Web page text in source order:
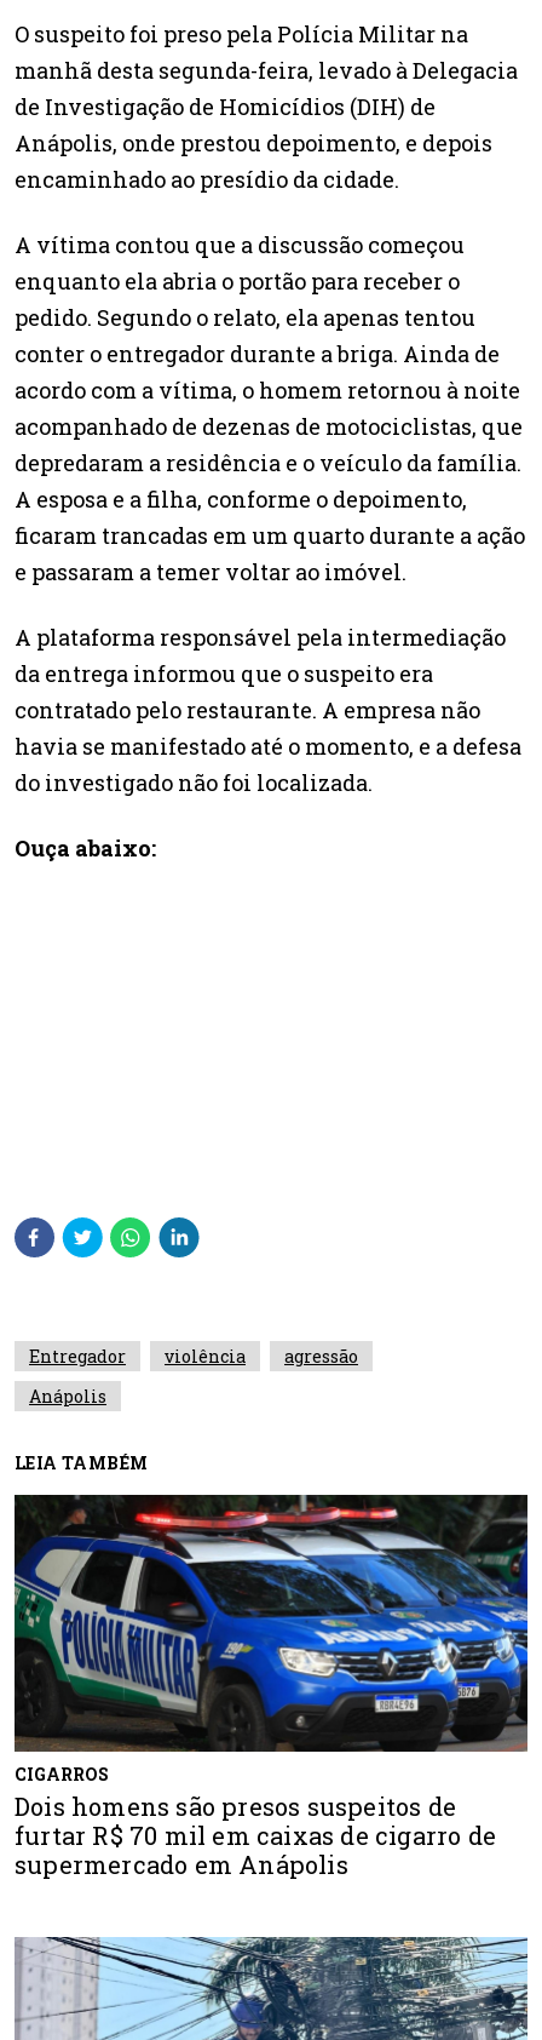
O suspeito foi preso pela Polícia Militar na
manhã desta segunda-feira, levado à Delegacia
de Investigação de Homicídios (DIH) de
Anápolis, onde prestou depoimento, e depois
encaminhado ao presídio da cidade.
A vítima contou que a discussão começou
enquanto ela abria o portão para receber o
pedido. Segundo o relato, ela apenas tentou
conter o entregador durante a briga. Ainda de
acordo com a vítima, o homem retornou à noite
acompanhado de dezenas de motociclistas, que
depredaram a residência e o veículo da família.
A esposa e a filha, conforme o depoimento,
ficaram trancadas em um quarto durante a ação
e passaram a temer voltar ao imóvel.
A plataforma responsável pela intermediação
da entrega informou que o suspeito era
contratado pelo restaurante. A empresa não
havia se manifestado até o momento, e a defesa
do investigado não foi localizada.
Ouça abaixo:
Entregador violência
agressão
Anápolis
LEIA TAMBÉM
CIGARROS
Dois homens são presos suspeitos de
furtar R$ 70 mil em caixas de cigarro de
supermercado em Anápolis